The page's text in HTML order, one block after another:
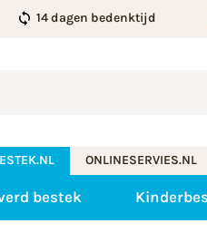
14 dagen bedenktijd
ONLINESERVIES.NL
bestek